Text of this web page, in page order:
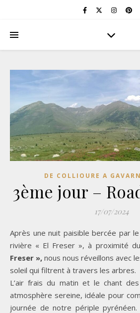
DE COLLIOURE A
3ème jour –
17/07/2024
Après une nuit paisible bercée par le doux murmure de la
rivière « El Freser », à proximité du
Freser », nous nous réveillons avec
soleil qui filtrent à travers les arbres.
L’air frais du matin et le chant
atmosphère sereine, idéale pour
journée de notre périple